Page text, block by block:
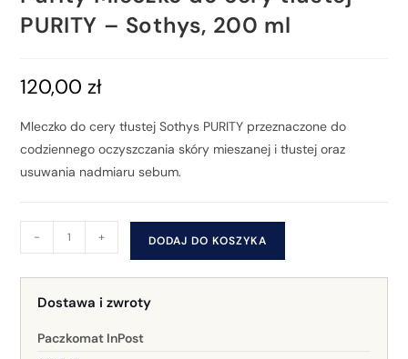
PURITY – Sothys, 200 ml
120,00zł
Mleczko do cery tłustej Sothys PURITY przeznaczone do
codziennego oczyszczania skóry mieszanej i tłustej oraz
usuwania nadmiaru sebum.
- + DODAJ DO KOSZYKA
Dostawa i zwroty
Paczkomat InPost